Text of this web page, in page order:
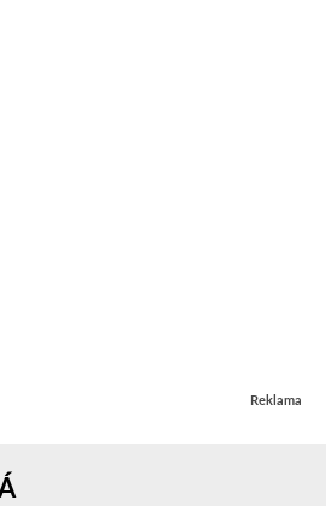
Reklama